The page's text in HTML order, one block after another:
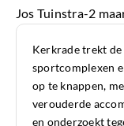
Jos Tuinstra-2
Kerkrade trekt de
sportcomplexen
op te knappen,
verouderde
en onderzoekt